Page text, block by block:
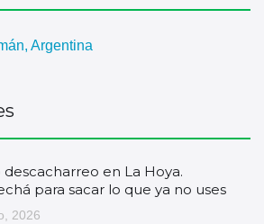
Argentina
descacharreo en La Hoya.
para sacar lo que ya no uses
2026